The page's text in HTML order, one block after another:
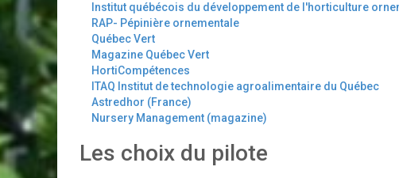
Institut québécois du développement de l'horticulture
RAP- Pépinière ornementale
Québec Vert
Magazine Québec Vert
HortiCompétences
ITAQ Institut de technologie agroalimentaire du Québec
Astredhor (France)
Nursery Management (magazine)
Les choix du pilote